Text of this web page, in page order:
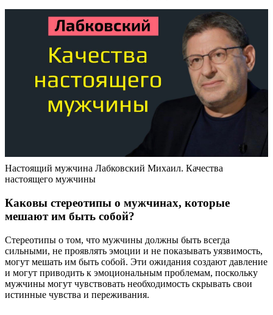
Настоящий мужчина Лабковский Михаил. Качества
настоящего мужчины
Каковы стереотипы о мужчинах, которые
мешают им быть собой?
Стереотипы о том, что мужчины должны быть всегда
сильными, не проявлять эмоции и не показывать уязвимость,
могут мешать им быть собой. Эти ожидания создают давление
и могут приводить к эмоциональным проблемам, поскольку
мужчины могут чувствовать необходимость скрывать свои
истинные чувства и переживания.